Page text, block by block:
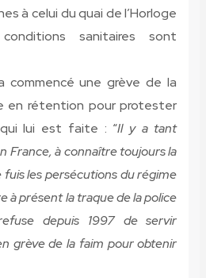
à celui du quai de l’Horloge
sanitaires sont
commencé une grève de la
en rétention pour protester
lui est faite : “Il y a tant
France, à connaître toujours la
les persécutions du régime
à présent la traque de la police
depuis 1997 de servir
grève de la faim pour obtenir